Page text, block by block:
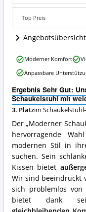
Angebote:
ist
dieser
Schaukelstuhl
Top Preis
Angebotsübersicht
Ergebnis Sehr Gut:
Schaukelstuhl mit
3. Platzim
Der „Moderner
hervorragende
modernen Stil in
suchen. Sein
Kissen bietet
Wir sind beeindruckt
sich problemlos
bietet dank
Moderner
Schaukelstuhl
mit
Kissen
Vorteile:
Was
spricht
für
diesen
Schaukelstuhl?
Moderner Komfort
Anpassbare